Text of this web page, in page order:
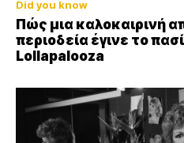
Did you know
Πώς μια καλοκαιρινή
περιοδεία έγινε το
Lollapalooza